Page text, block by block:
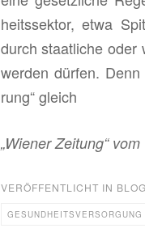
heits­sek­tor, etwa
durch staat­li­che oder
wer­den dür­fen.
rung“ gleich
„Wie­ner Zei­tung“
VERÖFFENTLICHT IN BLOG
GESUNDHEITSVERSORGUNG